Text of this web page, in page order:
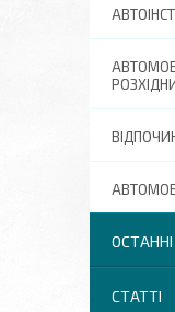
СТАТТІ